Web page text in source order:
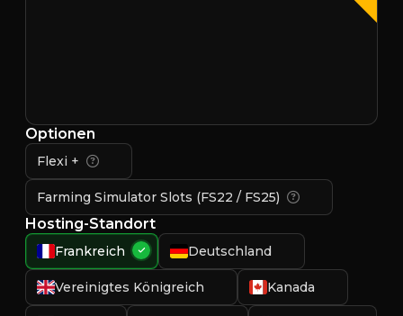
Optionen
Flexi +
Farming Simulator Slots (FS22 / FS25)
Hosting-Standort
Frankreich Deutschland
Vereinigtes Königreich Kanada